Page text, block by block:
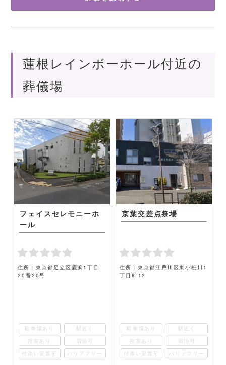
蓮根レインボーホール付近の
葬儀場
フェイスセレモニーホ
ール
住所：東京都足立区鹿浜1丁目
20番20号
駐車場あり
駅近く
控室あり
宿泊可
付添い安置可
バリアフリー
京葉交差点祭場
住所：東京都江戸川区東小松川1
丁目8-12
駐車場あり
駅近く
控室あり
宿泊可
付添い安置可
バリアフリー